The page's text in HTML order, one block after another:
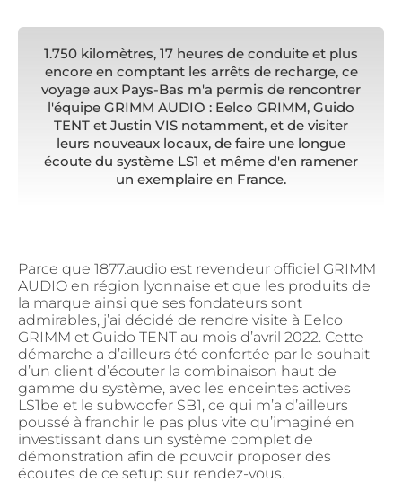
1.750 kilomètres, 17 heures de conduite et plus
encore en comptant les arrêts de recharge, ce
voyage aux Pays-Bas m'a permis de rencontrer
l'équipe GRIMM AUDIO : Eelco GRIMM, Guido
TENT et Justin VIS notamment, et de visiter
leurs nouveaux locaux, de faire une longue
écoute du système LS1 et même d'en ramener
un exemplaire en France.
Parce que 1877.audio est revendeur officiel GRIMM
AUDIO en région lyonnaise et que les produits de
la marque ainsi que ses fondateurs sont
admirables, j’ai décidé de rendre visite à Eelco
GRIMM et Guido TENT au mois d’avril 2022. Cette
démarche a d’ailleurs été confortée par le souhait
d’un client d’écouter la combinaison haut de
gamme du système, avec les enceintes actives
LS1be et le subwoofer SB1, ce qui m’a d’ailleurs
poussé à franchir le pas plus vite qu’imaginé en
investissant dans un système complet de
démonstration afin de pouvoir proposer des
écoutes de ce setup sur rendez-vous.